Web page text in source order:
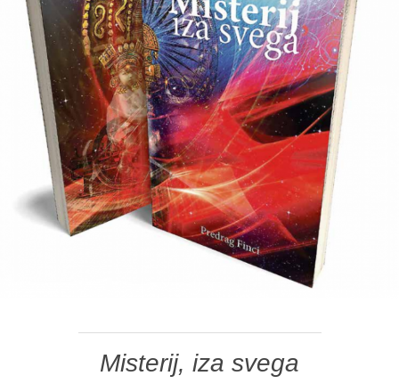
Misterij, iza svega